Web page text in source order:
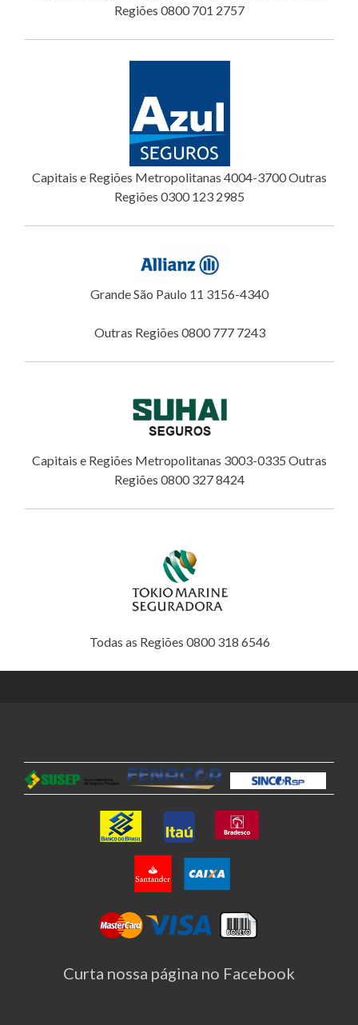
Regiões 0800 701 2757
Capitais e Regiões Metropolitanas 4004-3700 Outras
Regiões 0300 123 2985
Grande São Paulo 11 3156-4340
Outras Regiões 0800 777 7243
Capitais e Regiões Metropolitanas 3003-0335 Outras
Regiões 0800 327 8424
Todas as Regiões 0800 318 6546
Curta nossa página no Facebook